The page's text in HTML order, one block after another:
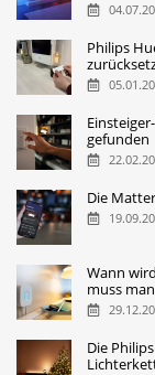
Philips
gefunden
Die
Wann
muss
Die